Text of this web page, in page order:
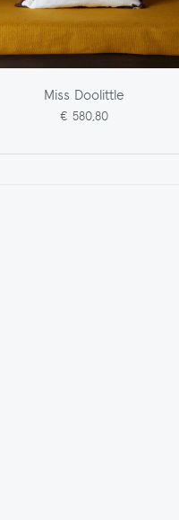
Miss Doolittle
€ 580,80